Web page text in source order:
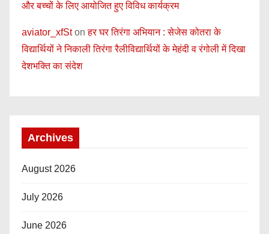
और बच्चों के लिए आयोजित हुए विविध कार्यक्रम
aviator_xfStonहर घर तिरंगा अभियान : सेजेस कोतरा के
विद्यार्थियों ने निकाली तिरंगा रैलीविद्यार्थियों के मेहंदी व रंगोली में दिखा
देशभक्ति का संदेश
Archives
August 2026
July 2026
June 2026